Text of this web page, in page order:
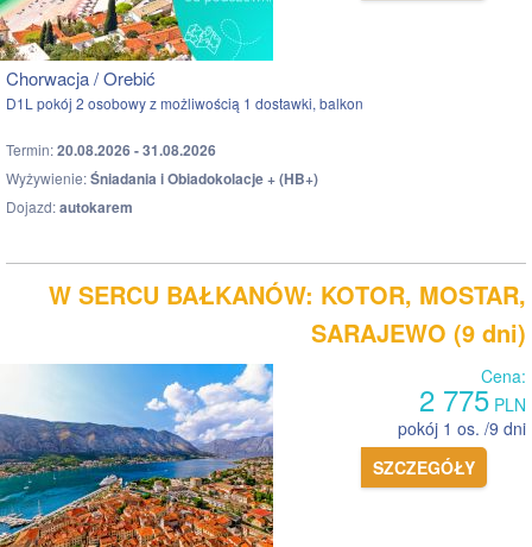
Chorwacja / Orebić
D1L pokój 2 osobowy z możliwością 1 dostawki, balkon
Termin:20.08.2026 - 31.08.2026
Wyżywienie:Śniadania i Obiadokolacje + (HB+)
Dojazd:autokarem
W SERCU BAŁKANÓW: KOTOR, MOSTAR,
SARAJEWO (9 dni)
Cena:
2 775 PLN
pokój 1 os. /9 dni
SZCZEGÓŁY